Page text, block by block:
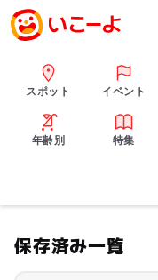
スポット イベント
年齢別 特集
保存済み一覧